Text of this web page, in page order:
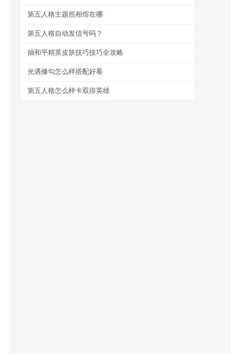
第五人格主题照相馆在哪
第五人格自动发信号吗？
抽和平精英皮肤技巧技巧全攻略
光遇修勾怎么样搭配好看
第五人格怎么样卡双排英雄